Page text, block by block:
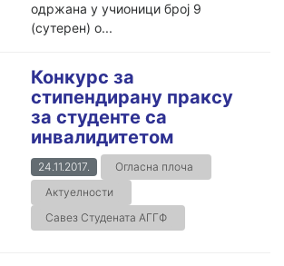
одржана у учионици број 9
(сутерен) о...
Конкурс за
стипендирану праксу
за студенте са
инвалидитетом
24.11.2017.
Огласна плоча
Актуелности
Савез Студената АГГФ